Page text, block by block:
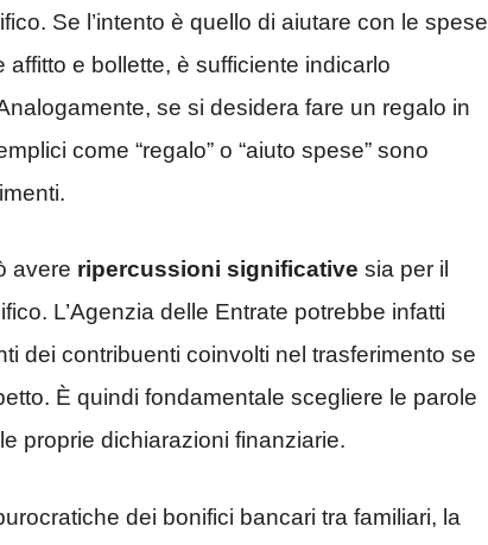
Se l’intento è quello di aiutare con le spese
e bollette, è sufficiente indicarlo
se si desidera fare un regalo in
come “regalo” o “aiuto spese” sono
avere ripercussioni significative sia per il
L’Agenzia delle Entrate potrebbe infatti
dei contribuenti coinvolti nel trasferimento se
È quindi fondamentale scegliere le parole
proprie dichiarazioni finanziarie.
dei bonifici bancari tra familiari, la